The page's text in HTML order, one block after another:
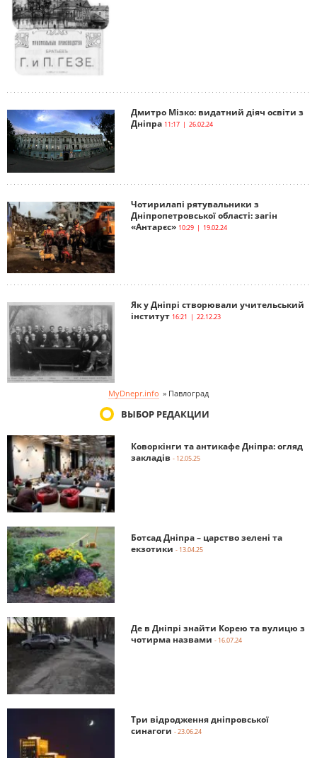
Дмитро Мізко: видатний діяч освіти з
Дніпра 11:17 | 26.02.24
Чотирилапі рятувальники з
Дніпропетровської області: загін
«Антарєс» 10:29 | 19.02.24
Як у Дніпрі створювали учительський
інститут 16:21 | 22.12.23
MyDnepr.info » Павлоград
ВЫБОР РЕДАКЦИИ
Коворкінги та антикафе Дніпра: огляд
закладів - 12.05.25
Ботсад Дніпра – царство зелені та
екзотики - 13.04.25
Де в Дніпрі знайти Корею та вулицю з
чотирма назвами - 16.07.24
Три відродження дніпровської
синагоги - 23.06.24